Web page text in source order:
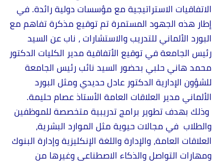
الاتفاقيات الاستراتيجية مع مؤسسات دولية رائدة. في
إطار هذه الجهود المستمرة تم توقيع مذكرة تفاهم مع
البورد الألماني للتدريب والاستشارات ، ناب عن السيد
رئيس الجامعة في توقيع الأتفاقية مدير الكليات الدكتور
محمد هاني حلبي بحضور السيد نائب رئيس الجامعة
للشؤون الإدارية الدكتور عادل حديدي ومثل البورد
الألماني مدير العلاقات العامة الأستاذ عصام حليمة.
وذلك بهدف تطوير برامج تدريبية متخصصة للموظفين
والطلاب في مجالات حيوية مثل الموارد البشرية،
العلاقات العامة، والإدارة واللغة الإنكليزية وإدارة البنوك
ومهارات التواصل والذكاء الاصطناعي وغيرها من